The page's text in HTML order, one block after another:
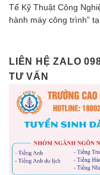
Tế Kỹ Thuật Công
hành máy công trình”
LIÊN HỆ ZALO
TƯ VẤN